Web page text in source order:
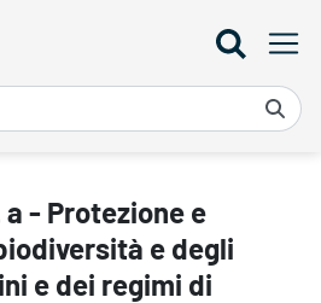
a - Protezione e
e degli
e dei regimi di